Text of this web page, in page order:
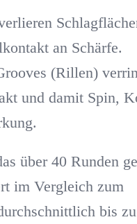
an Schärfe.
(Rillen)
und damit Spin,
über 40 Runden
im Vergleich zum
bis